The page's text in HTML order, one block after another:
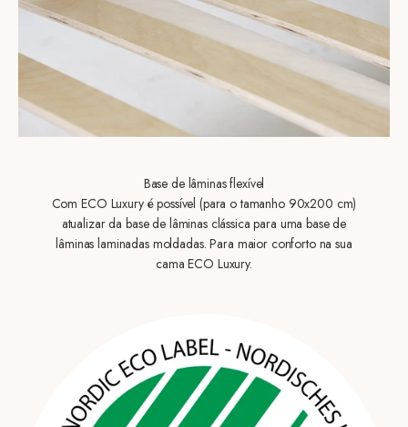
Base de lâminas flexível
Com ECO Luxury é possível (para o tamanho 90x200 cm)
atualizar da base de lâminas clássica para uma base de
lâminas laminadas moldadas. Para maior conforto na sua
cama ECO Luxury.